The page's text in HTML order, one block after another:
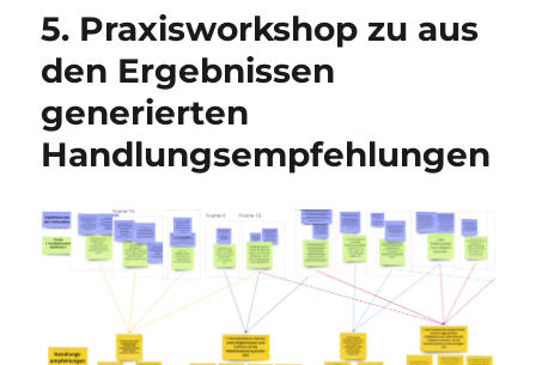
5. Praxisworkshop zu aus
den Ergebnissen
generierten
Handlungsempfehlungen